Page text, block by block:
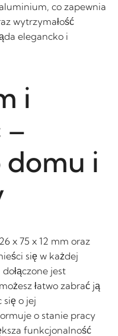
co zapewnia
wytrzymałość
elegancko i
i
–
domu i
x 75 x 12 mm oraz
się w każdej
jest
łatwo zabrać ją
się o jej
o stanie pracy
funkcjonalność